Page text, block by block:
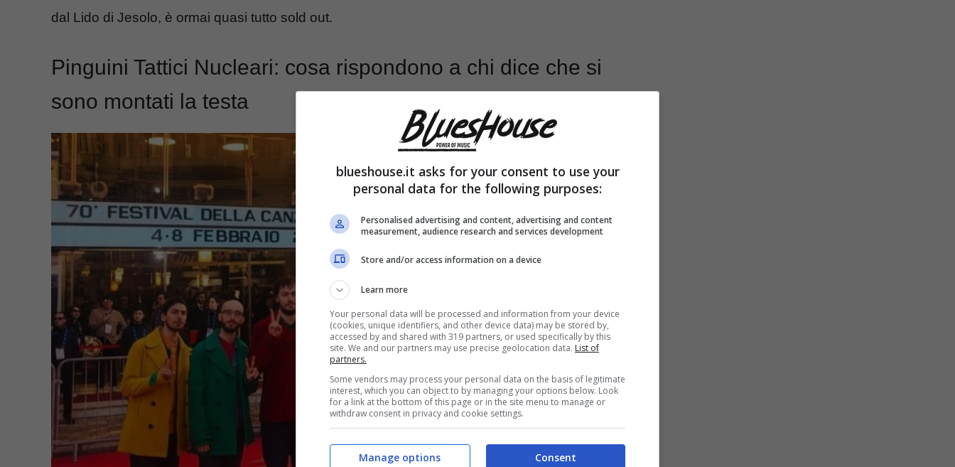
dal Lido di Jesolo, è ormai quasi tutto sold out.
Pinguini Tattici Nucleari: cosa rispondono a chi dice che si
sono montati la testa
blueshouse.it asks for your consent to use your
personal data for the following purposes:
Personalised advertising and content, advertising and content
measurement, audience research and services development
Store and/or access information on a device
Learn more
Your personal data will be processed and information from your device
(cookies, unique identifiers, and other device data) may be stored by,
accessed by and shared with 319 partners, or used specifically by this
site. We and our partners may use precise geolocation data. List of
partners.
Some vendors may process your personal data on the basis of legitimate
interest, which you can object to by managing your options below. Look
for a link at the bottom of this page or in the site menu to manage or
withdraw consent in privacy and cookie settings.
Consent
Manage options